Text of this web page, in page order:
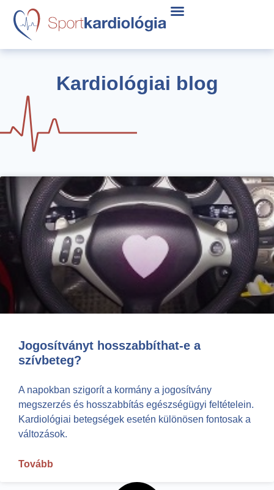
Kardiológiai blog
Jogosítványt hosszabbíthat-e a
szívbeteg?
A napokban szigorít a kormány a jogosítvány
megszerzés és hosszabbítás egészségügyi feltételein.
Kardiológiai betegségek esetén különösen fontosak a
változások.
Tovább